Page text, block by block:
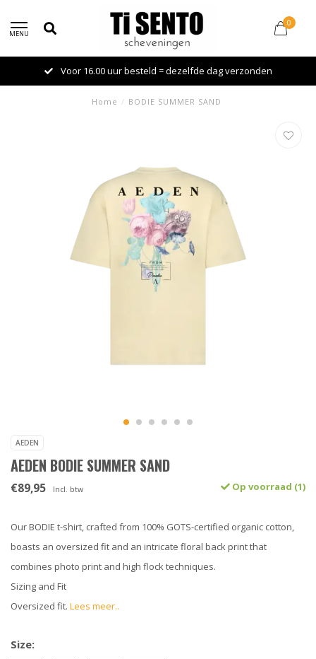
MENU
0
Voor 16.00 uur besteld = dezelfde dag verzonden
Home / BODIE SUMMER SAND
AEDEN
AEDEN BODIE SUMMER SAND
€89,95 Incl. btw Op voorraad (1)
Our BODIE t-shirt, crafted from 100% GOTS-certified organic cotton,
boasts an oversized fit and an intricate floral back print that
combines photo print and high flock techniques.
Sizing and Fit
Oversized fit. Lees meer..
Size: